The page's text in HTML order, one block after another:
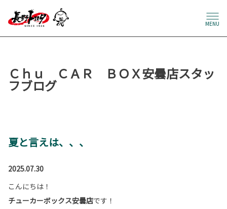
MENU
Ｃｈｕ ＣＡＲ ＢＯＸ安曇店スタッ
フブログ
夏と言えは、、、
2025.07.30
こんにちは！
チューカーボックス安曇店です！